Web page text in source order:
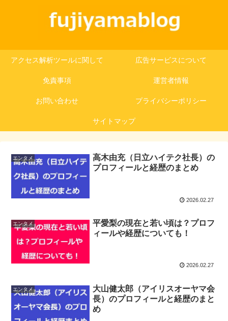
アクセス解析ツールに関して 広告サービスについて
免責事項 運営者情報
お問い合わせ プライバシーポリシー
サイトマップ
エンタメ
高木由充（日立ハイテク社長）の
プロフィールと経歴のまとめ
2026.02.27
エンタメ
平愛梨の現在と若い頃は？プロフ
ィールや経歴についても！
2026.02.27
エンタメ
大山健太郎（アイリスオーヤマ会
長）のプロフィールと経歴のまと
め